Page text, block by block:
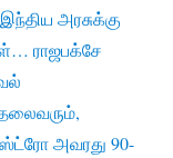
அரசுக்கு
ராஜபக்சே
தலைவரும்,
அவரது 90-